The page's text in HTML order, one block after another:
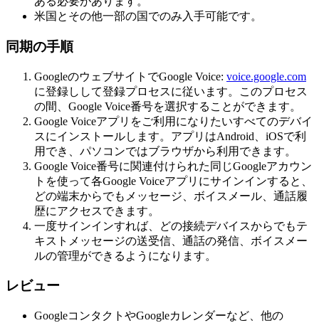
米国とその他一部の国でのみ入手可能です。
同期の手順
GoogleのウェブサイトでGoogle Voice: voice.google.com
に登録しして登録プロセスに従います。このプロセス
の間、Google Voice番号を選択することができます。
Google Voiceアプリをご利用になりたいすべてのデバイ
スにインストールします。アプリはAndroid、iOSで利
用でき、パソコンではブラウザから利用できます。
Google Voice番号に関連付けられた同じGoogleアカウン
トを使って各Google Voiceアプリにサインインすると、
どの端末からでもメッセージ、ボイスメール、通話履
歴にアクセスできます。
一度サインインすれば、どの接続デバイスからでもテ
キストメッセージの送受信、通話の発信、ボイスメー
ルの管理ができるようになります。
レビュー
GoogleコンタクトやGoogleカレンダーなど、他の